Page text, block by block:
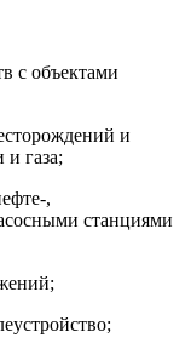
с объектами
и
газа;
,
станциями